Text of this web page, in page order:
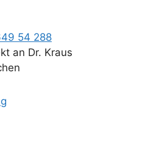
54 288
an Dr. Kraus